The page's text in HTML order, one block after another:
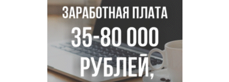
Знаменитый орангутан Бату отметил юбилей в
новосибирском зоопарке
Новосибирские хирурги спасли сердце восьмиклассницы
с донорским клапаном